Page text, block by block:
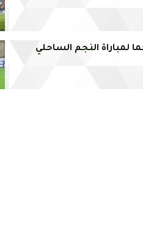
لمباراة النجم الساحلي